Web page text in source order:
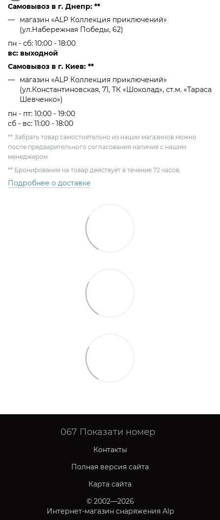
Самовывоз в г. Днепр: **
магазин «ALP Коллекция приключений»
(ул.Набережная Победы, 62)
пн - сб: 10:00 - 18:00
вс: выходной
Самовывоз в г. Киев: **
магазин «ALP Коллекция приключений»
(ул.Константиновская, 71, ТК «Шоколад», ст.м. «Тараса
Шевченко»)
пн - пт: 10:00 - 19:00
сб - вс: 11:00 - 18:00
** Забрать товар самостоятельно из наших магазинов можно
после предварительного согласования наличия с нашим
менеджером.
** Бронирование на товар действует в течение 72 часов.
Подробнее о доставке
067 Показати номер
Контакты
Полная версия сайта
Карта сайта
© 2002—2026
Интернет-магазин снаряжения Alp